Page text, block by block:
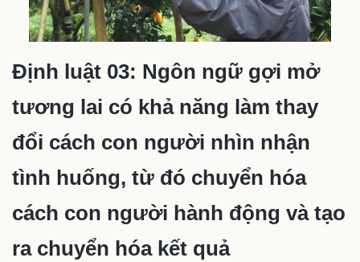
Định luật 03: Ngôn ngữ gợi mở
tương lai có khả năng làm thay
đổi cách con người nhìn nhận
tình huống, từ đó chuyển hóa
cách con người hành động và tạo
ra chuyển hóa kết quả